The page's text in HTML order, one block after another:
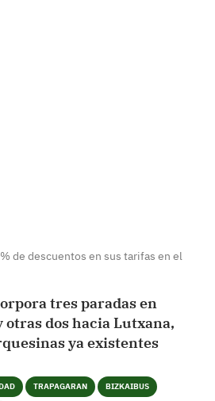
de descuentos en sus tarifas en el
tres paradas en
dos hacia Lutxana,
ya existentes
TRAPAGARAN BIZKAIBUS